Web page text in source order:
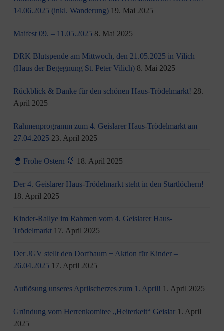
14.06.2025 (inkl. Wanderung) 19. Mai 2025
Maifest 09. – 11.05.2025 8. Mai 2025
DRK Blutspende am Mittwoch, den 21.05.2025 in Vilich
(Haus der Begegnung St. Peter Vilich) 8. Mai 2025
Rückblick & Danke für den schönen Haus-Trödelmarkt! 28.
April 2025
Rahmenprogramm zum 4. Geislarer Haus-Trödelmarkt am
27.04.2025 23. April 2025
🐣 Frohe Ostern 🐰 18. April 2025
Der 4. Geislarer Haus-Trödelmarkt steht in den Startlöchern!
18. April 2025
Kinder-Rallye im Rahmen vom 4. Geislarer Haus-
Trödelmarkt 17. April 2025
Der JGV stellt den Dorfbaum + Aktion für Kinder –
26.04.2025 17. April 2025
Auflösung unseres Aprilscherzes zum 1. April! 1. April 2025
Gründung vom Herrenkomitee „Heiterkeit“ Geislar 1. April
2025